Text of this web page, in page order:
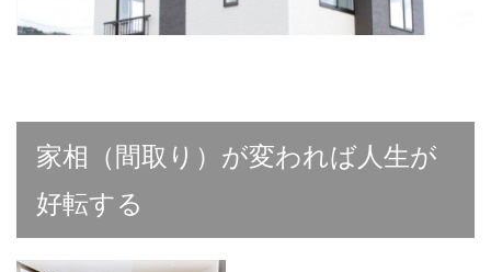
家相（間取り）が変われば人生が
好転する